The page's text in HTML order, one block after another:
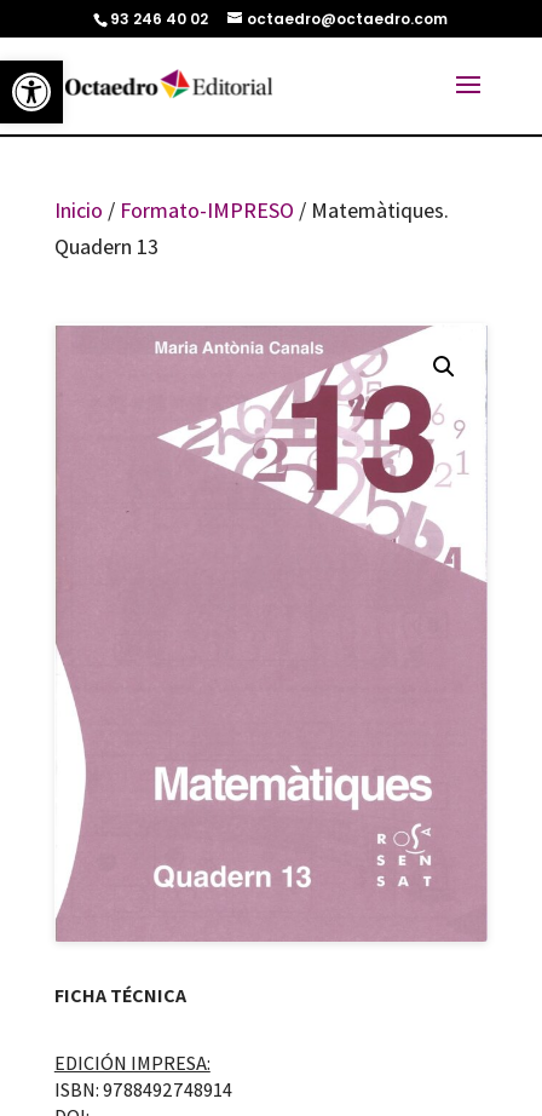
Abrir barra de herramientas
93 246 40 02 octaedro@octaedro.com
Inicio / Formato-IMPRESO / Matemàtiques.
Quadern 13
FICHA TÉCNICA
EDICIÓN IMPRESA:
ISBN: 9788492748914